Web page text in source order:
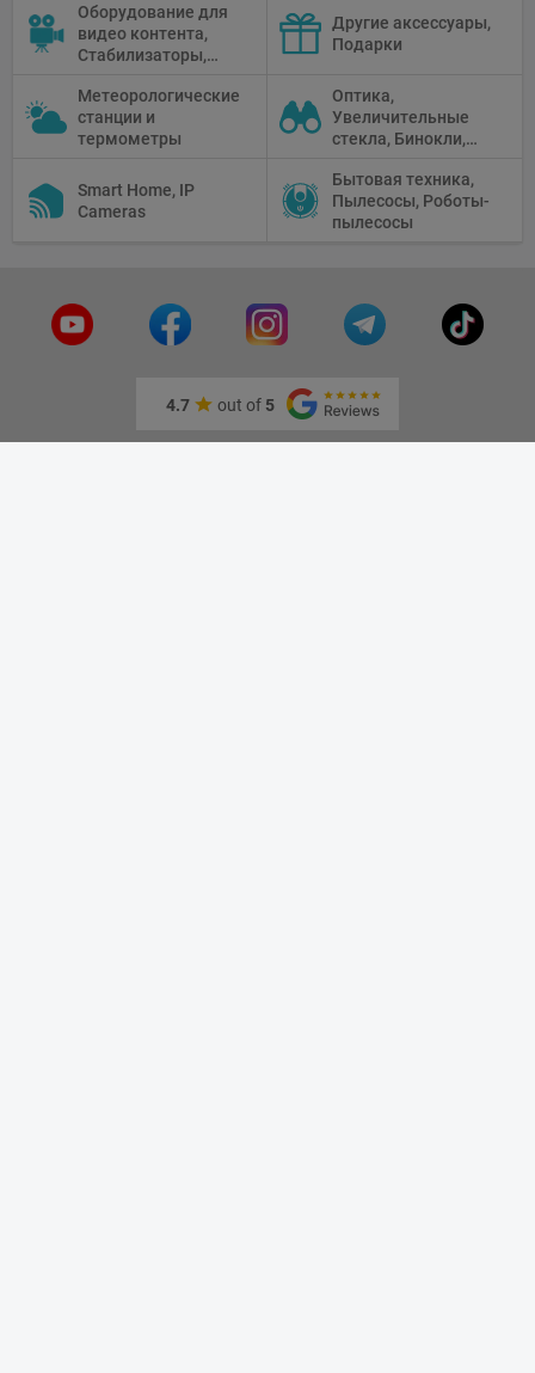
микшеры, Кабели и
адаптеры
Проекторы,
Графические
Планшеты, Бумага
Оборудование для
видео контента,
Стабилизаторы,
Мониторы,
Профессиональное
видео
Другие аксессуары,
Подарки
Метеорологические
станции и
термометры
Оптика,
Увеличительные
стекла, Бинокли,
Телескопы,
Прицелы,
Микроскопы,
Smart Home, IP
Cameras
Бытовая техника,
Пылесосы, Роботы-
пылесосы
4.7 out of 5